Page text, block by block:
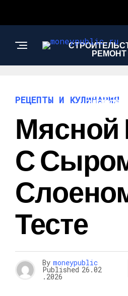
РЕМОНТ
КРАСОТА И
ЗДОРОВЬЕ
РЕЦЕПТЫ И КУЛИНАРИЯ
Мясной
С
Тесте
By moneypublic
Published 26.02
.2026